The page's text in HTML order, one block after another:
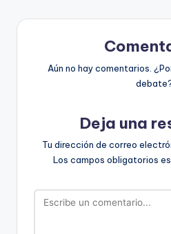
Aún no hay comentarios.
Deja una
Tu dirección de correo
Los campos obligatorios